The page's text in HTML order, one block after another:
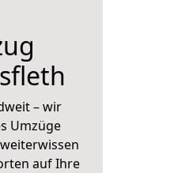
– wir
Umzüge
auf Ihre